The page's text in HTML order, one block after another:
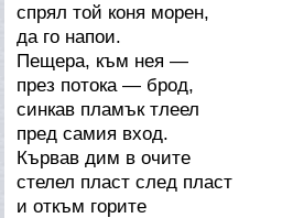
спрял той коня морен,
да го напои.
Пещера, към нея —
през потока — брод,
синкав пламък тлеел
пред самия вход.
Кървав дим в очите
стелел пласт след пласт
и откъм горите